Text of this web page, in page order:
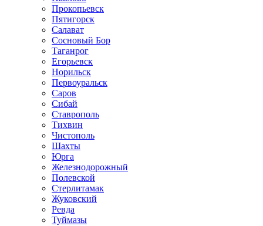
Прокопьевск
Пятигорск
Салават
Сосновый Бор
Таганрог
Егорьевск
Норильск
Первоуральск
Саров
Сибай
Ставрополь
Тихвин
Чистополь
Шахты
Юрга
Железнодорожный
Полевской
Стерлитамак
Жуковский
Ревда
Туймазы